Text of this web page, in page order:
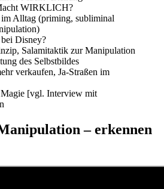
WIRKLICH?
Alltag (priming, subliminal
Disney?
Salamitaktik zur Manipulation
des Selbstbildes
verkaufen, Ja-Straßen im
[vgl. Interview mit
– erkennen